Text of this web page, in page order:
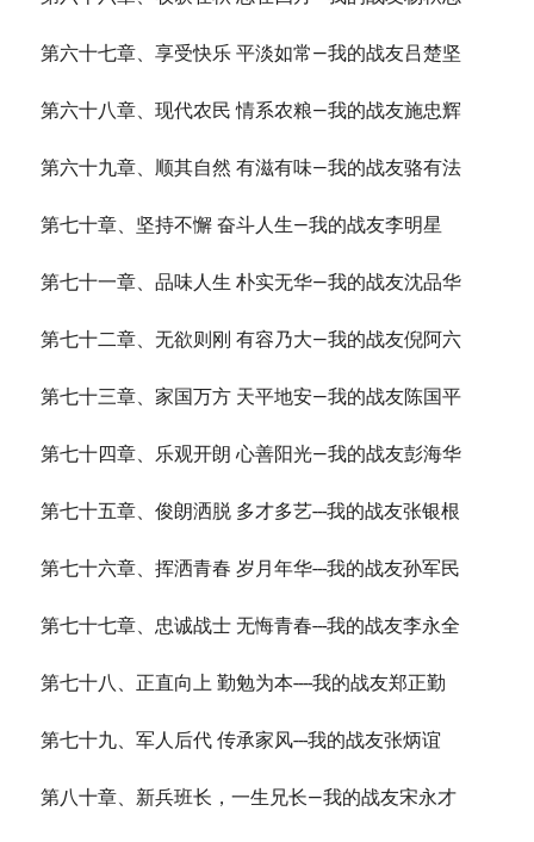
第六十七章、享受快乐 平淡如常—我的战友吕楚坚
第六十八章、现代农民 情系农粮—我的战友施忠辉
第六十九章、顺其自然 有滋有味—我的战友骆有法
第七十章、坚持不懈 奋斗人生—我的战友李明星
第七十一章、品味人生 朴实无华—我的战友沈品华
第七十二章、无欲则刚 有容乃大—我的战友倪阿六
第七十三章、家国万方 天平地安—我的战友陈国平
第七十四章、乐观开朗 心善阳光—我的战友彭海华
第七十五章、俊朗洒脱 多才多艺---我的战友张银根
第七十六章、挥洒青春 岁月年华---我的战友孙军民
第七十七章、忠诚战士 无悔青春---我的战友李永全
第七十八、正直向上 勤勉为本----我的战友郑正勤
第七十九、军人后代 传承家风---我的战友张炳谊
第八十章、新兵班长，一生兄长—我的战友宋永才